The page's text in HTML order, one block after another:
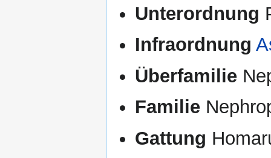
Unterordnung
Infraordnung
Überfamilie
Familie
Gattung